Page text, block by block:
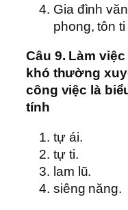
Gia đình
phong, tôn
Câu 9. Làm
khó thường
công việc là
tính
tự ái.
tự ti.
lam lũ.
siêng năng.